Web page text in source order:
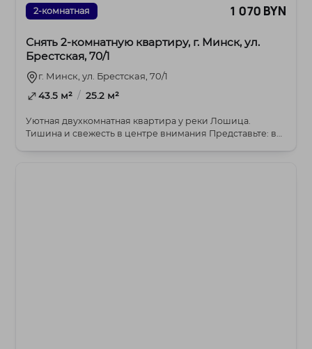
2-комнатная 1 070 BYN
Снять 2-комнатную квартиру, г. Минск, ул.
Брестская, 70/1
г. Минск, ул. Брестская, 70/1
43.5 м² / 25.2 м²
Уютная двухкомнатная квартира у реки Лошица.
Тишина и свежесть в центре внимания Представьте: вы